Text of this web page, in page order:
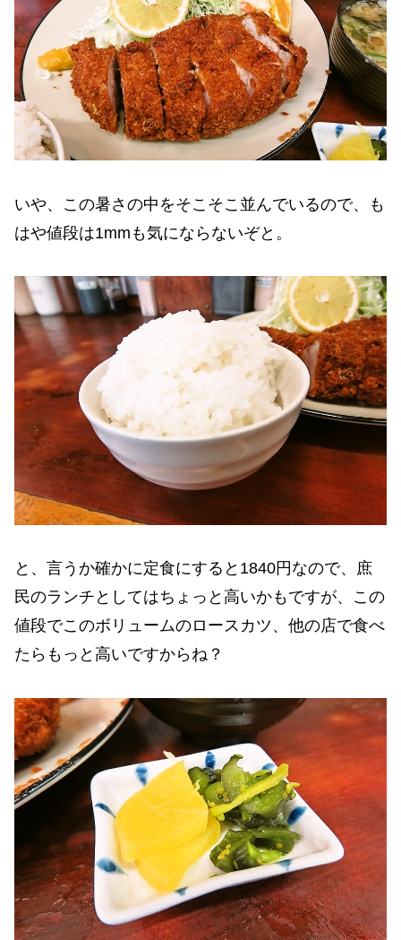
いや、この暑さの中をそこそこ並んでいるので、も
はや値段は1mmも気にならないぞと。
と、言うか確かに定食にすると1840円なので、庶
民のランチとしてはちょっと高いかもですが、この
値段でこのボリュームのロースカツ、他の店で食べ
たらもっと高いですからね？